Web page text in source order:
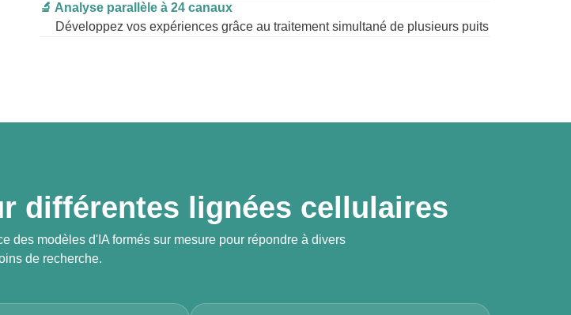
🔬 Analyse parallèle à 24 canaux
Développez vos expériences grâce au traitement simultané de plusieurs puits
différentes lignées cellulaires
des modèles d'IA formés sur mesure pour répondre à divers
de recherche.